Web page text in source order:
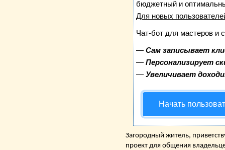
бюджетный и
Для новых
Чат-бот для мастеров и
— Сам записывает
— Персонализирует
— Увеличивает
Начать
Загородный житель,
проект для общения